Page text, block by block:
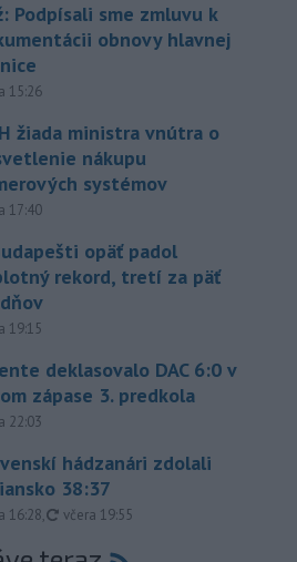
Podpísali sme zmluvu k
obnovy hlavnej
15:26
žiada ministra vnútra o
nákupu
systémov
17:40
opäť padol
rekord, tretí za päť
19:15
deklasovalo DAC 6:0 v
zápase 3. predkola
22:03
hádzanári zdolali
38:37
16:28, aktualizované
včera 19:55